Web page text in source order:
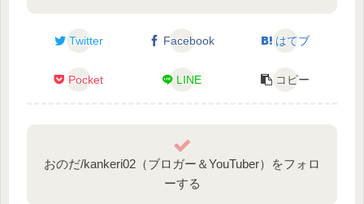
Twitter Facebook はてブ
Pocket LINE コピー
おのだ/kankeri02（ブロガー＆YouTuber）をフォロ
ーする